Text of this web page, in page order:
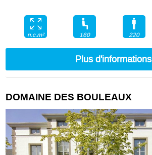
n.c.m² 160 220
Plus d'informations
DOMAINE DES BOULEAUX